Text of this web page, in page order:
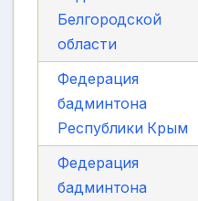
Белгородской
области
Федерация
бадминтона
Республики Крым
Федерация
бадминтона